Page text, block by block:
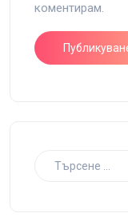
коментирам.